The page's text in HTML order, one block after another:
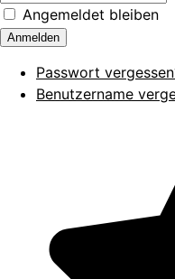
Angemeldet bleiben
Anmelden
Passwort
Benutzername